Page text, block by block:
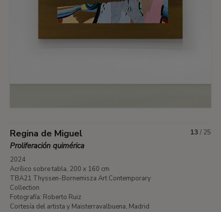
Regina de Miguel
Proliferación quimérica
2024
Acrílico sobre tabla, 200 x 160 cm
TBA21 Thyssen-Bornemisza Art Contemporary
Collection
Fotografía: Roberto Ruiz
Cortesía del artista y Maisterravalbuena, Madrid
13 / 25